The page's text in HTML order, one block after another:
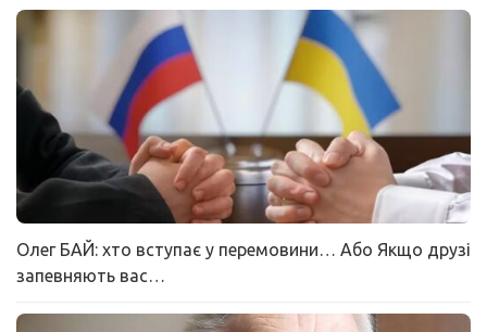
Олег БАЙ: хто вступає у перемовини… Або Якщо друзі
запевняють вас…